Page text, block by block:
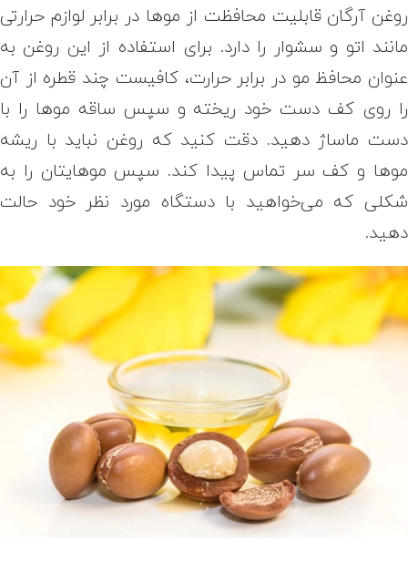
روغن آرگان قابلیت محافظت از موها در برابر لوازم حرارتی
مانند اتو و سشوار را دارد. برای استفاده از این روغن به
عنوان محافظ مو در برابر حرارت، کافیست چند قطره از آن
را روی کف دست خود ریخته و سپس ساقه موها را با
دست ماساژ دهید. دقت کنید که روغن نباید با ریشه
موها و کف سر تماس پیدا کند. سپس موهایتان را به
شکلی که می‌خواهید با دستگاه مورد نظر خود حالت
دهید.